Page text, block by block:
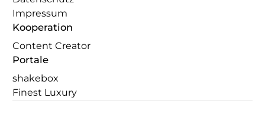
Impressum
Kooperation
Content Creator
Portale
shakebox
Finest Luxury